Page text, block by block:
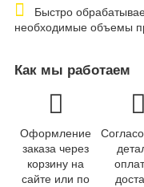
Быстро
необходимые объемы
Как мы работаем
Оформление
заказа через
корзину на
сайте или по